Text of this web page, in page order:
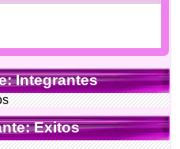
Integrantes
Exitos